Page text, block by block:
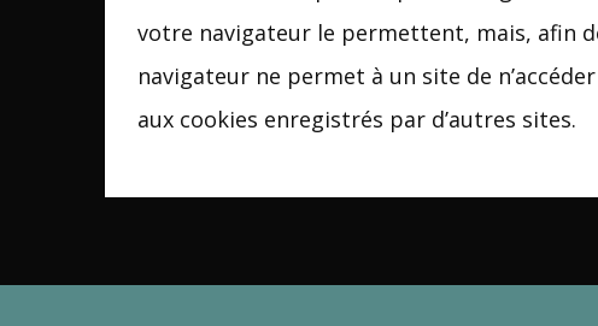
votre navigateur le permettent, mais, afin
navigateur ne permet à un site de
aux cookies enregistrés par d’autres sites.